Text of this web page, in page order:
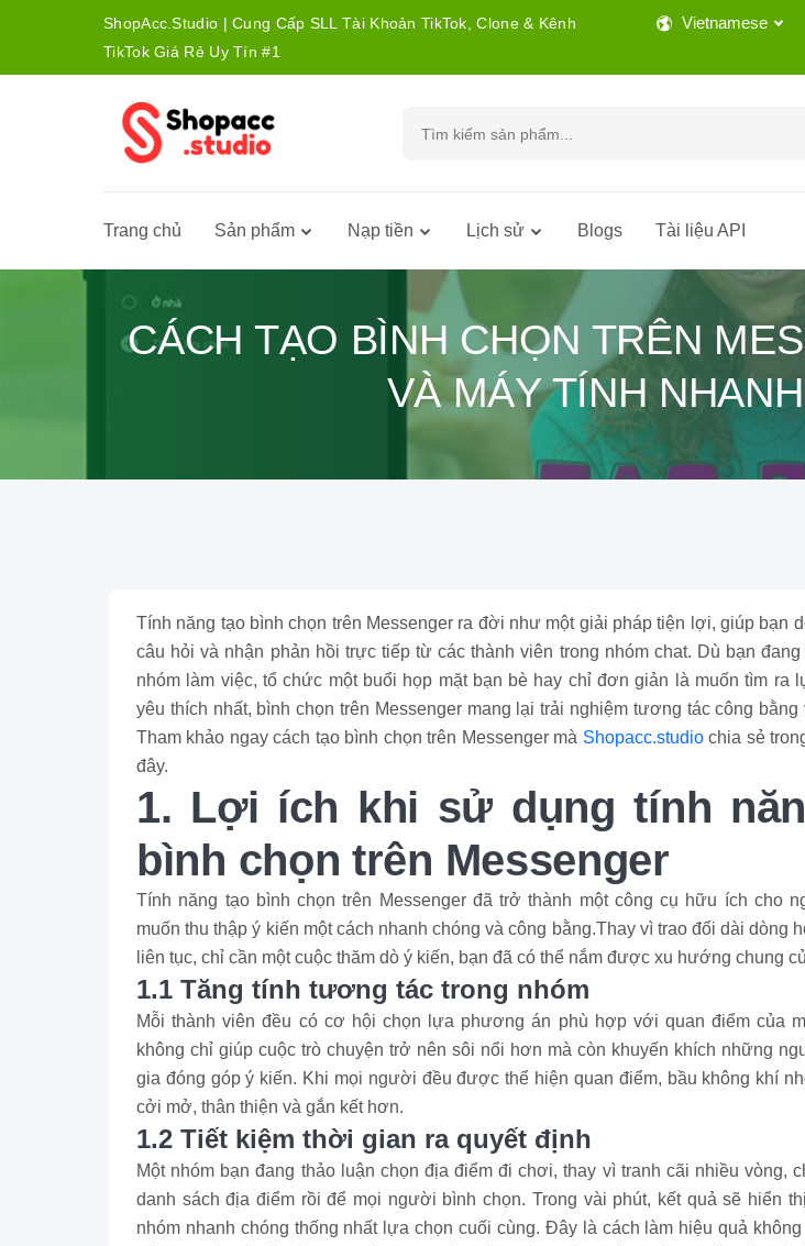
ShopAcc.Studio | Cung Cấp SLL Tài Khoản TikTok, Clone & Kênh
TikTok Giá Rẻ Uy Tín #1
Vietnamese
Trang chủ Sản phẩm Nạp tiền Lịch sử Blogs Tài liệu API
CÁCH TẠO BÌNH CHỌN TRÊN
VÀ MÁY TÍNH
Tính năng tạo bình chọn trên Messenger ra đời như một giải pháp tiện lợi, giúp bạn
câu hỏi và nhận phản hồi trực tiếp từ các thành viên trong nhóm chat. Dù bạn
nhóm làm việc, tổ chức một buổi họp mặt bạn bè hay chỉ đơn giản là muốn tìm ra
yêu thích nhất, bình chọn trên Messenger mang lại trải nghiệm tương tác công bằng
Tham khảo ngay cách tạo bình chọn trên Messenger mà Shopacc.studiochia sẻ
đây.
1. Lợi ích khi sử dụng tính
bình chọn trên Messenger
Tính năng tạo bình chọn trên Messenger đã trở thành một công cụ hữu ích cho
muốn thu thập ý kiến một cách nhanh chóng và công bằng.Thay vì trao đổi dài dòng
liên tục, chỉ cần một cuộc thăm dò ý kiến, bạn đã có thể nắm được xu hướng chung
1.1 Tăng tính tương tác trong nhóm
Mỗi thành viên đều có cơ hội chọn lựa phương án phù hợp với quan điểm của
không chỉ giúp cuộc trò chuyện trở nên sôi nổi hơn mà còn khuyến khích những
gia đóng góp ý kiến. Khi mọi người đều được thể hiện quan điểm, bầu không khí
cởi mở, thân thiện và gắn kết hơn.
1.2 Tiết kiệm thời gian ra quyết định
Một nhóm bạn đang thảo luận chọn địa điểm đi chơi, thay vì tranh cãi nhiều vòng,
danh sách địa điểm rồi để mọi người bình chọn. Trong vài phút, kết quả sẽ hiển
nhóm nhanh chóng thống nhất lựa chọn cuối cùng. Đây là cách làm hiệu quả